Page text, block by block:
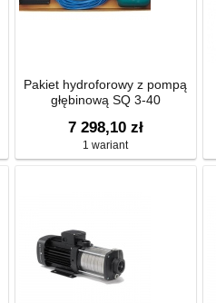
Pakiet hydroforowy z pompą
głębinową SQ 3-40
7 298,10 zł
1 wariant